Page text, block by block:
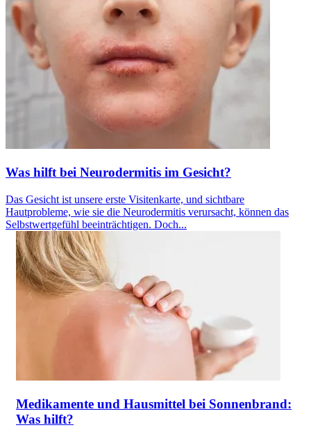
Was hilft bei Neurodermitis im Gesicht?
Das Gesicht ist unsere erste Visitenkarte, und sichtbare
Hautprobleme, wie sie die Neurodermitis verursacht, können das
Selbstwertgefühl beeinträchtigen. Doch...
Medikamente und Hausmittel bei Sonnenbrand:
Was hilft?